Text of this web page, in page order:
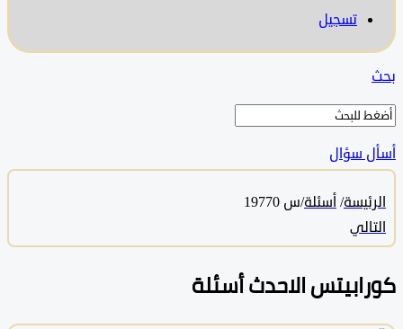
تسجيل
سؤال
/ أسئلة/س 19770
الاحدث أسئلة